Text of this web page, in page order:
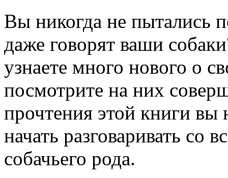
Вы никогда не пытались
даже говорят ваши
узнаете много нового о
посмотрите на них
прочтения этой книги вы
начать разговаривать со
собачьего рода.